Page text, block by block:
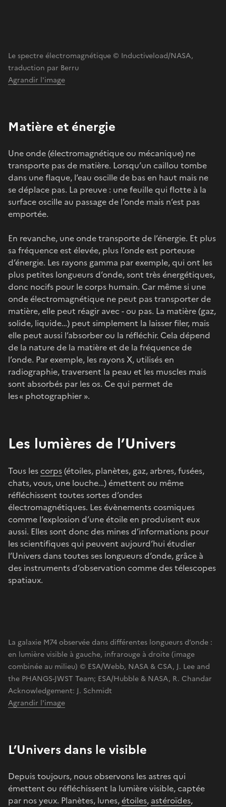
Le spectre électromagnétique © Inductiveload/NASA,
traduction par Berru
Agrandir l'image
Matière et énergie
Une onde (électromagnétique ou mécanique) ne
transporte pas de matière. Lorsqu’un caillou tombe
dans une flaque, l’eau oscille de bas en haut mais ne
se déplace pas. La preuve : une feuille qui flotte à la
surface oscille au passage de l’onde mais n’est pas
emportée.
En revanche, une onde transporte de l’énergie. Et plus
sa fréquence est élevée, plus l’onde est porteuse
d’énergie. Les rayons gamma par exemple, qui ont les
plus petites longueurs d’onde, sont très énergétiques,
donc nocifs pour le corps humain. Car même si une
onde électromagnétique ne peut pas transporter de
matière, elle peut réagir avec - ou pas. La matière (gaz,
solide, liquide…) peut simplement la laisser filer, mais
elle peut aussi l’absorber ou la réfléchir. Cela dépend
de la nature de la matière et de la fréquence de
l’onde. Par exemple, les rayons X, utilisés en
radiographie, traversent la peau et les muscles mais
sont absorbés par les os. Ce qui permet de
les « photographier ».
Les lumières de l’Univers
Tous lescorps(étoiles, planètes, gaz, arbres, fusées,
chats, vous, une louche…) émettent ou même
réfléchissent toutes sortes d’ondes
électromagnétiques. Les évènements cosmiques
comme l’explosion d’une étoile en produisent eux
aussi. Elles sont donc des mines d’informations pour
les scientifiques qui peuvent aujourd’hui étudier
l’Univers dans toutes ses longueurs d’onde, grâce à
des instruments d’observation comme des télescopes
spatiaux.
La galaxie M74 observée dans différentes longueurs d’onde :
en lumière visible à gauche, infrarouge à droite (image
combinée au milieu) © ESA/Webb, NASA & CSA, J. Lee and
the PHANGS-JWST Team; ESA/Hubble & NASA, R. Chandar
Acknowledgement: J. Schmidt
Agrandir l'image
L’Univers dans le visible
Depuis toujours, nous observons les astres qui
émettent ou réfléchissent la lumière visible, captée
par nos yeux. Planètes, lunes,étoiles, astéroïdes,